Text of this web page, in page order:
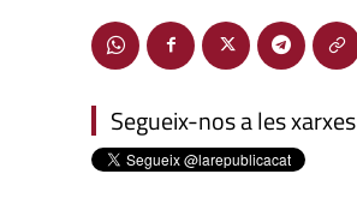
Segueix-nos a les xarxes